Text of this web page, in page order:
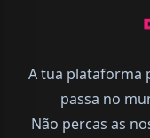
A tua plataforma
passa no
Não percas as